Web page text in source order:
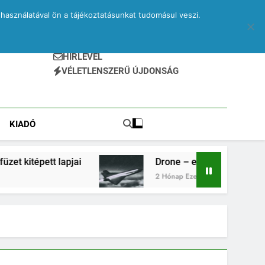
HÍRLEVÉL
VÉLETLENSZERŰ ÚJDONSÁG
KIADÓ
Drone – egy elveszett jegyzetfüzet
2 Hónap Ezelőtt
ön a tájékoztatásunkat tudomásul veszi.